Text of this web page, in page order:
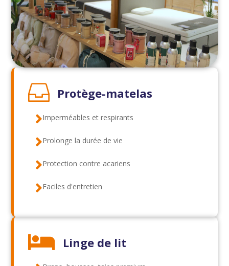
 Protège-matelas
Imperméables et respirants
Prolonge la durée de vie
Protection contre acariens
Faciles d'entretien
 Linge de lit